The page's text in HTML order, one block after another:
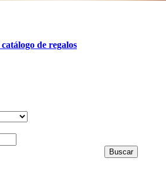
catálogo de regalos